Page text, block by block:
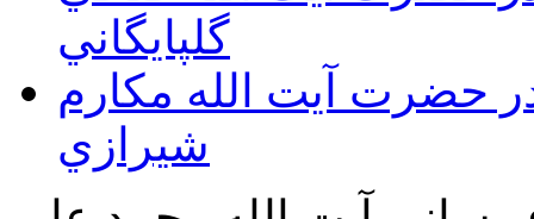
گلپايگاني
حضرت آيت الله مكارم
شيرازي